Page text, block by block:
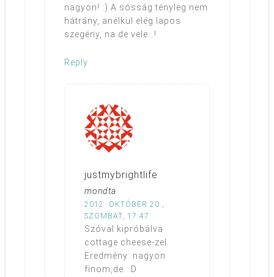
nagyon! :) A sósság tényleg nem
hátrány, anélkül elég lapos
szegény, na de vele…!
Reply
justmybrightlife
mondta
2012. OKTÓBER 20.,
SZOMBAT, 17:47
Szóval kipróbálva
cottage cheese-zel.
Eredmény: nagyon
finom,de. :D